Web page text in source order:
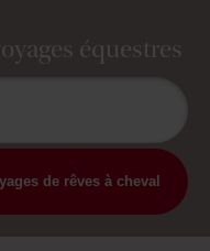
équestres
de rêves à cheval